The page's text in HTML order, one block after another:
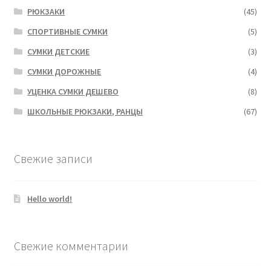
РЮКЗАКИ
(45)
СПОРТИВНЫЕ СУМКИ
(5)
СУМКИ ДЕТСКИЕ
(3)
СУМКИ ДОРОЖНЫЕ
(4)
УЦЕНКА СУМКИ ДЕШЕВО
(8)
ШКОЛЬНЫЕ РЮКЗАКИ, РАНЦЫ
(67)
Свежие записи
Hello world!
Свежие комментарии